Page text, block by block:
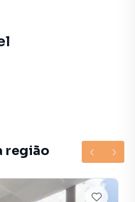
principais pontos da
região